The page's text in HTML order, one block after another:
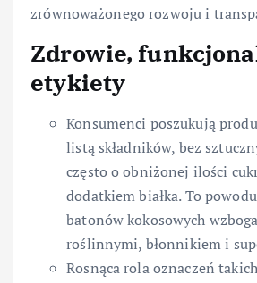
zrównoważonego rozwoju i
Zdrowie,
etykiety
Konsumenci poszukują
listą składników, bez
często o obniżonej ilości
dodatkiem białka. To
batonów kokosowych
roślinnymi, błonnikiem i
Rosnąca rola oznaczeń